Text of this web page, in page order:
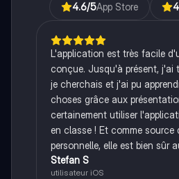
4.6/5App Store
L'application est très facile
conçue. Jusqu'à présent, j'ai
je cherchais et j'ai pu
choses grâce aux
certainement utiliser
en classe ! Et comme source
personnelle, elle est bien sûr
Stefan S
utilisateur iOS